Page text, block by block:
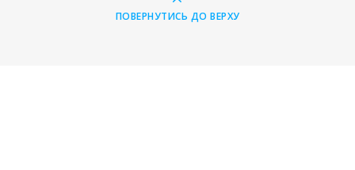
ПОВЕРНУТИСЬ ДО ВЕРХУ